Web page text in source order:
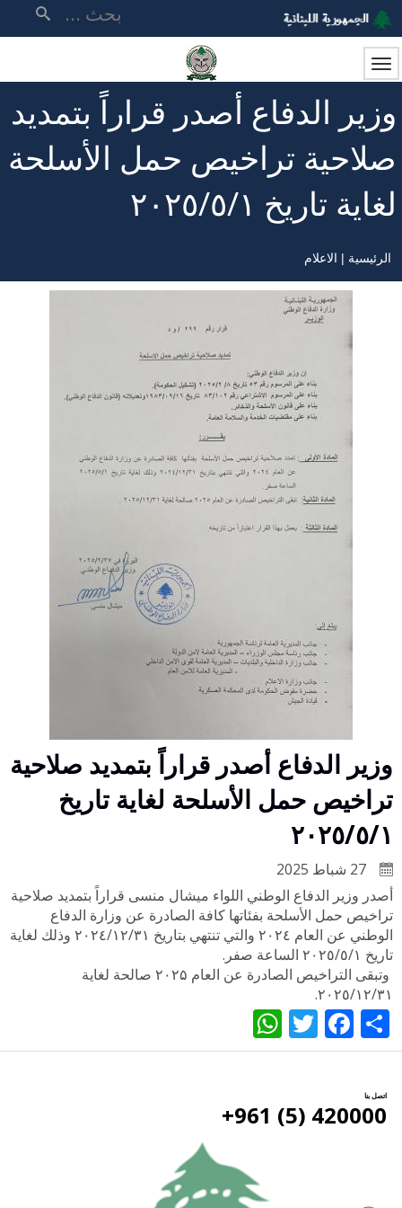
تجاوز
إلى
المحتوى
الرئيسي
وزير الدفاع أصدر قراراً بتمديد
صلاحية تراخيص حمل الأسلحة
لغاية تاريخ ٢٠٢٥/٥/١
مسار
التنقل
الرئيسية الاعلام
وزير الدفاع أصدر قراراً بتمديد صلاحية
تراخيص حمل الأسلحة لغاية تاريخ
٢٠٢٥/٥/١
أصدر وزير الدفاع الوطني اللواء ميشال منسى قراراً بتمديد صلاحية
تراخيص حمل الأسلحة بفئاتها كافة الصادرة عن وزارة الدفاع
الوطني عن العام ٢٠٢٤ والتي تنتهي بتاريخ ۲۰۲٤/۱۲/۳۱ وذلك لغاية
تاريخ ٢٠٢٥/٥/١ الساعة صفر.
وتبقى التراخيص الصادرة عن العام ۲۰۲۵ صالحة لغاية
٢٠٢٥/١٢/٣١.
Share
Facebook
Twitter
اتصل بنا
420000 (5) 961+